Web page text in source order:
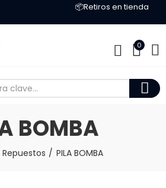
📦Retiros en tienda
0
BOMBA
Repuestos PILA BOMBA